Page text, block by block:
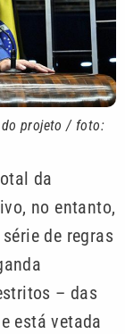
do projeto / foto:
da
no entanto,
de regras
– das
está vetada